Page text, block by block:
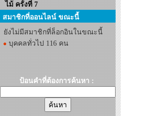
ไม้ ครั้งที่ 7
สมาชิกที่ออนไลน์ ขณะนี้
ยังไม่มีสมาชิกที่ล็อกอินในขณะนี้
บุคคลทั่วไป 116 คน
ป้อนคำที่ต้องการค้นหา :